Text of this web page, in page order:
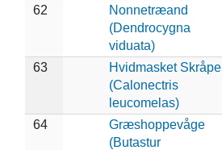
62
Nonnetræand
(Dendrocygna
viduata)
63
Hvidmasket Skråpe
(Calonectris
leucomelas)
64
Græshoppevåge
(Butastur